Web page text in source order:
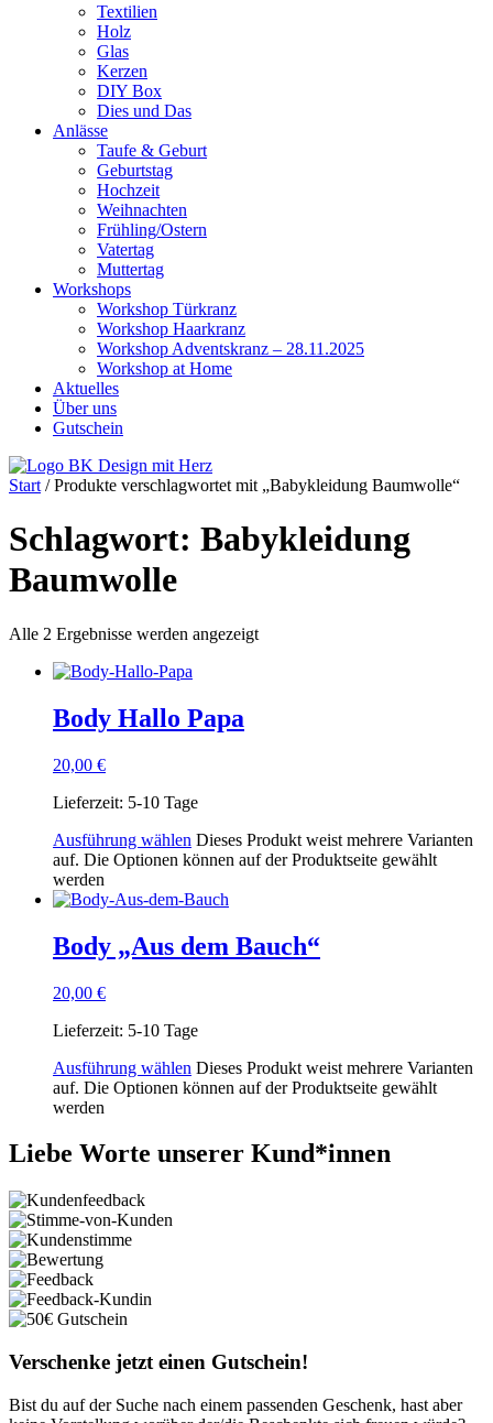
Textilien
Holz
Glas
Kerzen
DIY Box
Dies und Das
Anlässe
Taufe & Geburt
Geburtstag
Hochzeit
Weihnachten
Frühling/Ostern
Vatertag
Muttertag
Workshops
Workshop Türkranz
Workshop Haarkranz
Workshop Adventskranz – 28.11.2025
Workshop at Home
Aktuelles
Über uns
Gutschein
Start / Produkte verschlagwortet mit „Babykleidung Baumwolle“
Schlagwort: Babykleidung
Baumwolle
Alle 2 Ergebnisse werden angezeigt
Body Hallo Papa
20,00 €
Lieferzeit: 5-10 Tage
Ausführung wählen Dieses Produkt weist mehrere Varianten
auf. Die Optionen können auf der Produktseite gewählt
werden
Body „Aus dem Bauch“
20,00 €
Lieferzeit: 5-10 Tage
Ausführung wählen Dieses Produkt weist mehrere Varianten
auf. Die Optionen können auf der Produktseite gewählt
werden
Liebe Worte unserer Kund*innen
Verschenke jetzt einen Gutschein!
Bist du auf der Suche nach einem passenden Geschenk, hast aber